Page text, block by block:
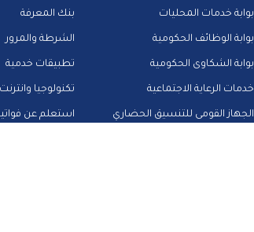
بوابة خدمات المحليات
بوابة الوظائف الحكومية
بوابة الشكاوى الحكومية
خدمات الرعاية الاجتماعية
الجهاز القومى للتنسيق الحضاري
بنك المعرفة
الشرطة والمرور
تطبيقات خدمية
تكنولوجيا وانترنت
استعلم عن